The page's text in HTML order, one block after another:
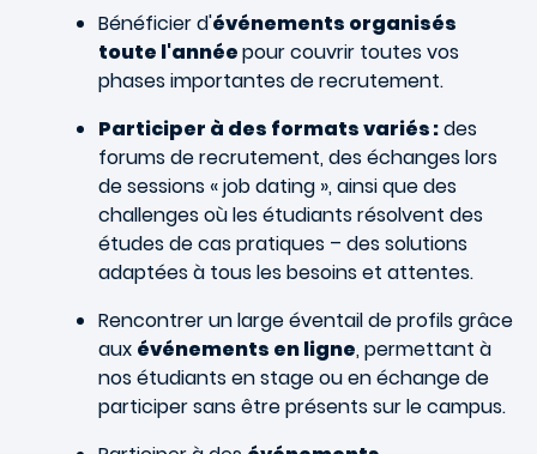
Bénéficier d'événements organisés
toute l'annéepour couvrir toutes vos
phases importantes de recrutement.
Participer à des formats variés :des
forums de recrutement, des échanges lors
de sessions « job dating », ainsi que des
challenges où les étudiants résolvent des
études de cas pratiques – des solutions
adaptées à tous les besoins et attentes.
Rencontrer un large éventail de profils grâce
aux événements en ligne, permettant à
nos étudiants en stage ou en échange de
participer sans être présents sur le campus.